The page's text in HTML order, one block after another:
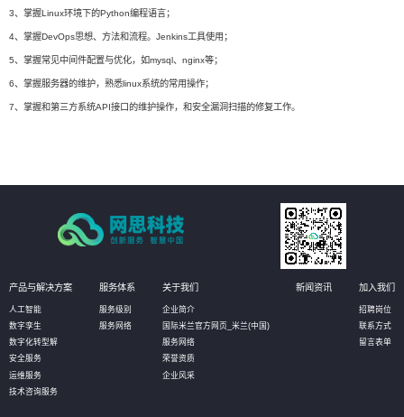
3、掌握Linux环境下的Python编程语言；
4、掌握DevOps思想、方法和流程。Jenkins工具使用；
5、掌握常见中间件配置与优化，如mysql、nginx等；
6、掌握服务器的维护，熟悉linux系统的常用操作；
7、掌握和第三方系统API接口的维护操作，和安全漏洞扫描的修复工作。
产品与解决方案
人工智能
数字孪生
数字化转型解
安全服务
运维服务
技术咨询服务
服务体系
服务级别
服务网络
关于我们
企业简介
国际米兰官方网页_米兰(中国)
服务网络
荣誉资质
企业风采
新闻资讯 加入我们
招聘岗位
联系方式
留言表单